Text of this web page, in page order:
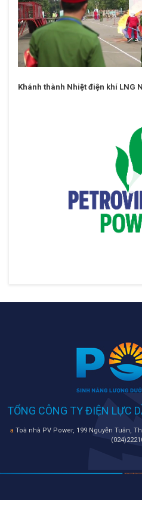
Khánh thành Nhiệt điện khí LNG
aToà nhà PV Power, 199 Nguyễn Tuân,